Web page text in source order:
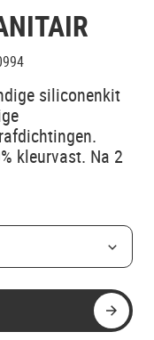
siliconenkit
kleurvast. Na 2